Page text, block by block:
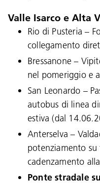
Lingua:
DEU
ITA LAD ENG
Valle Isarco e Alta
Rio di Pusteria –
collegamento
Bressanone –
nel pomeriggio e
San Leonardo –
autobus di linea
estiva (dal
Anterselva –
potenziamento
cadenzamento
Ponte stradale